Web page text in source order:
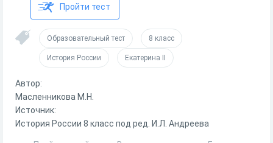
Пройти тест
Образовательный тест 8 класс
История России Екатерина II
Автор:
Масленникова М.Н.
Источник:
История России 8 класс под ред. И.Л. Андреева